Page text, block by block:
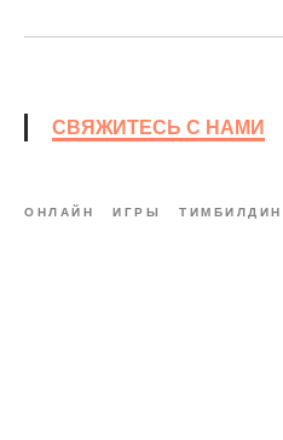
СВЯЖИТЕСЬ С НАМИ
ОНЛАЙН ИГРЫ